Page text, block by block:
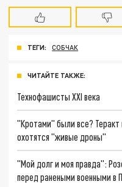
ТЕГИ: СОБЧАК
ЧИТАЙТЕ ТАКЖЕ:
Технофашисты XXI века
"Кротами" были все? Теракт
охотятся "живые дроны"
"Мой долг и моя правда":
перед ранеными военными в